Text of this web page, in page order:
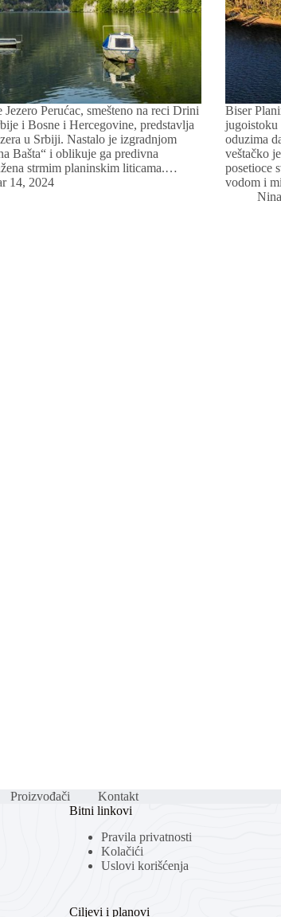
Perućac, smešteno na reci Drini
i Bosne i Hercegovine, predstavlja
u Srbiji. Nastalo je izgradnjom
Bašta“ i oblikuje ga predivna
strmim planinskim liticama.…
14, 2024
Biser
jugoistoku
oduzima
veštačko
posetioce
vodom i
Nina
Proizvođači
Kontakt
Bitni linkovi
Pravila privatnosti
Kolačići
Uslovi korišćenja
Ciljevi i planovi